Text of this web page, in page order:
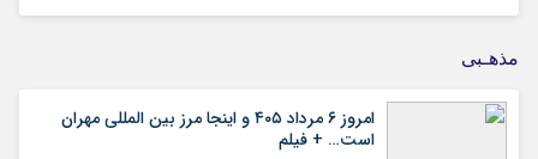
مذهـبی
امروز ۶ مرداد ۴۰۵ و اینجا مرز بین المللی مهران
است… + فیلم